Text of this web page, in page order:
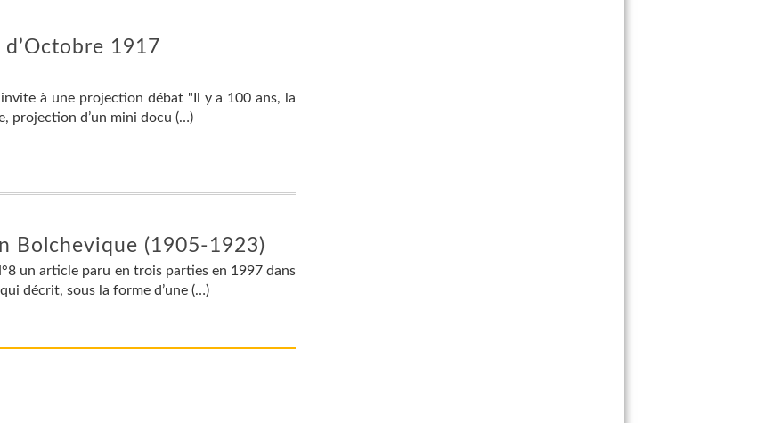
d’Octobre 1917
invite à une projection débat "Il y a 100 ans, la
projection d’un mini docu (…)
Bolchevique (1905-1923)
un article paru en trois parties en 1997 dans
décrit, sous la forme d’une (…)